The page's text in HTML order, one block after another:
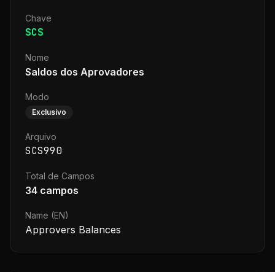
Chave
SCS
Nome
Saldos dos Aprovadores
Modo
Exclusivo
Arquivo
SCS990
Total de Campos
34 campos
Name (EN)
Approvers Balances